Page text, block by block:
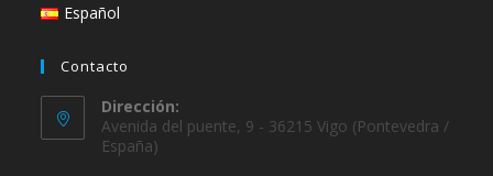
Español
Contacto
Dirección:
Avenida del puente, 9 - 36215 Vigo (Pontevedra /
España)